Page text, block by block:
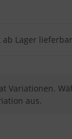
ab Lager lieferbar
Variationen.
aus.